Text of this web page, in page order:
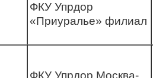
ФКУ Упрдор
«Приуралье» филиал
ФКУ Упрдор Москва-